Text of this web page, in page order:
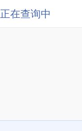
正在查询中